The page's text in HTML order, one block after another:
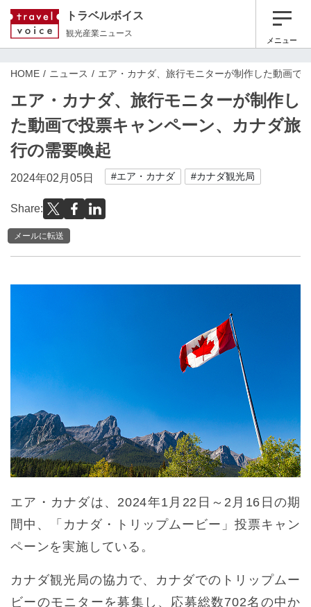
トラベルボイス
観光産業ニュース
メニュー
HOME ニュース エア・カナダ、旅行モニターが制作した動画で
エア・カナダ、旅行モニターが制作し
た動画で投票キャンペーン、カナダ旅
行の需要喚起
2024年02月05日 #エア・カナダ #カナダ観光局
Share:
メールに転送
エア・カナダは、2024年1月22日～2月16日の期
間中、「カナダ・トリップムービー」投票キャン
ペーンを実施している。
カナダ観光局の協力で、カナダでのトリップムー
ビーのモニターを募集し、応募総数702名の中か